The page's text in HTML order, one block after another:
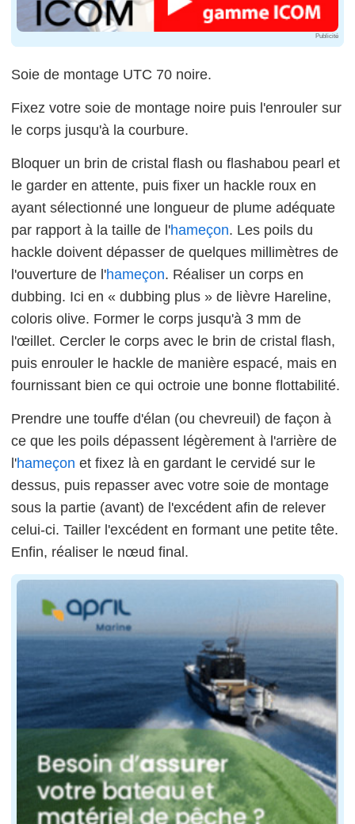
Publicité
Soie de montage UTC 70 noire.
Fixez votre soie de montage noire puis l'enrouler sur
le corps jusqu'à la courbure.
Bloquer un brin de cristal flash ou flashabou pearl et
le garder en attente, puis fixer un hackle roux en
ayant sélectionné une longueur de plume adéquate
par rapport à la taille de l'hameçon. Les poils du
hackle doivent dépasser de quelques millimètres de
l'ouverture de l'hameçon. Réaliser un corps en
dubbing. Ici en « dubbing plus » de lièvre Hareline,
coloris olive. Former le corps jusqu'à 3 mm de
l'œillet. Cercler le corps avec le brin de cristal flash,
puis enrouler le hackle de manière espacé, mais en
fournissant bien ce qui octroie une bonne flottabilité.
Prendre une touffe d'élan (ou chevreuil) de façon à
ce que les poils dépassent légèrement à l'arrière de
l'hameçon et fixez là en gardant le cervidé sur le
dessus, puis repasser avec votre soie de montage
sous la partie (avant) de l'excédent afin de relever
celui-ci. Tailler l'excédent en formant une petite tête.
Enfin, réaliser le nœud final.